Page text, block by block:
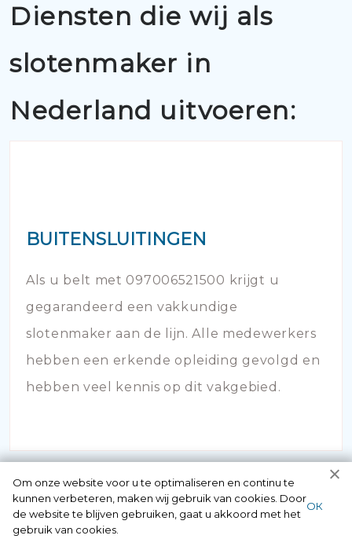
Diensten die wij als
slotenmaker in
Nederland uitvoeren:
BUITENSLUITINGEN
Als u belt met 097006521500 krijgt u
gegarandeerd een vakkundige
slotenmaker aan de lijn. Alle medewerkers
hebben een erkende opleiding gevolgd en
hebben veel kennis op dit vakgebied.
Om onze website voor u te optimaliseren en continu te
kunnen verbeteren, maken wij gebruik van cookies. Door
de website te blijven gebruiken, gaat u akkoord met het
gebruik van cookies.
ОК